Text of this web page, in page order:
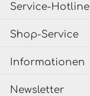
Newsletter
Service-Hotline
Shop-Service
Informationen